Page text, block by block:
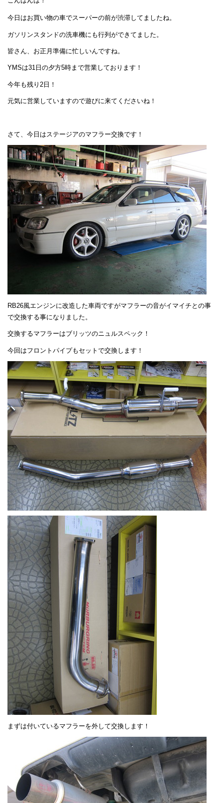
今日はお買い物の車でスーパーの前が渋滞してましたね。
ガソリンスタンドの洗車機にも行列ができてました。
皆さん、お正月準備に忙しいんですね。
YMSは31日の夕方5時まで営業しております！
今年も残り2日！
元気に営業していますので遊びに来てくださいね！
さて、今日はステージアのマフラー交換です！
RB26風エンジンに改造した車両ですがマフラーの音がイマイチとの事
で交換する事になりました。
交換するマフラーはブリッツのニュルスペック！
今回はフロントパイプもセットで交換します！
まずは付いているマフラーを外して交換します！